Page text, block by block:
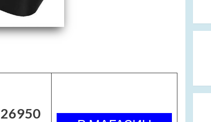
26950